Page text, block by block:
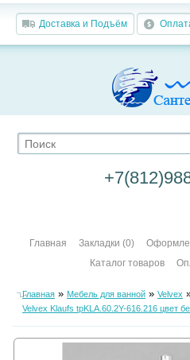
Доставка и Подъём
Главная Закладки (0)
Каталог товаров
Главная» Мебель для ванной» Velvex
Velvex Klaufs tpKLA.60.2Y-616.216 цвет